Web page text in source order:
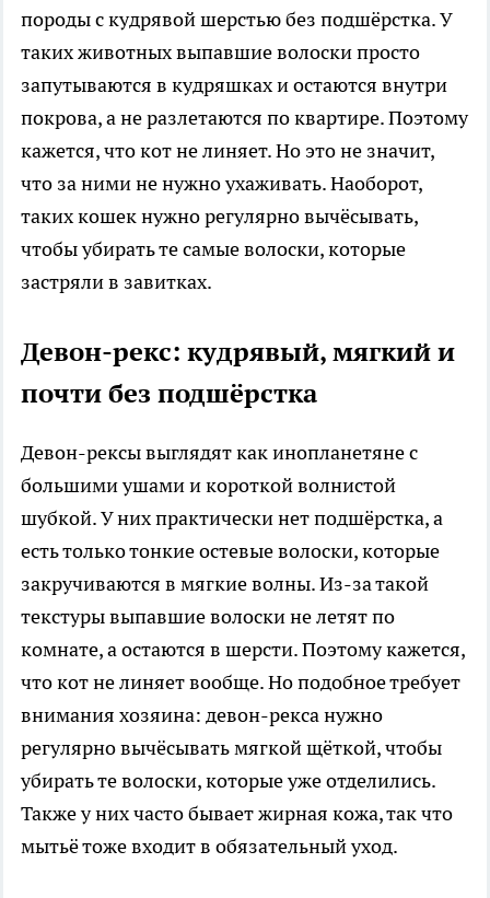
породы с кудрявой шерстью без подшёрстка. У
таких животных выпавшие волоски просто
запутываются в кудряшках и остаются внутри
покрова, а не разлетаются по квартире. Поэтому
кажется, что кот не линяет. Но это не значит,
что за ними не нужно ухаживать. Наоборот,
таких кошек нужно регулярно вычёсывать,
чтобы убирать те самые волоски, которые
застряли в завитках.
Девон-рекс: кудрявый, мягкий и
почти без подшёрстка
Девон-рексы выглядят как инопланетяне с
большими ушами и короткой волнистой
шубкой. У них практически нет подшёрстка, а
есть только тонкие остевые волоски, которые
закручиваются в мягкие волны. Из-за такой
текстуры выпавшие волоски не летят по
комнате, а остаются в шерсти. Поэтому кажется,
что кот не линяет вообще. Но подобное требует
внимания хозяина: девон-рекса нужно
регулярно вычёсывать мягкой щёткой, чтобы
убирать те волоски, которые уже отделились.
Также у них часто бывает жирная кожа, так что
мытьё тоже входит в обязательный уход.